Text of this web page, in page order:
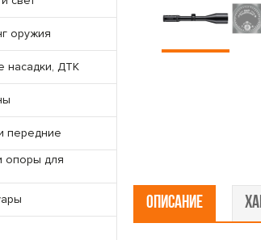
оружия
насадки, ДТК
передние
опоры для
ОПИСАНИЕ